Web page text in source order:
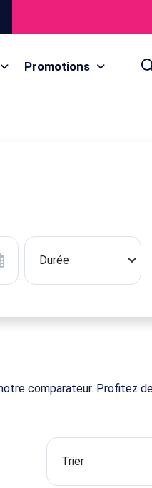
Promotions
comparateur. Profitez